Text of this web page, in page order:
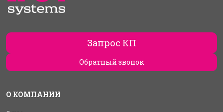
Запрос КП
Обратный звонок
О КОМПАНИИ